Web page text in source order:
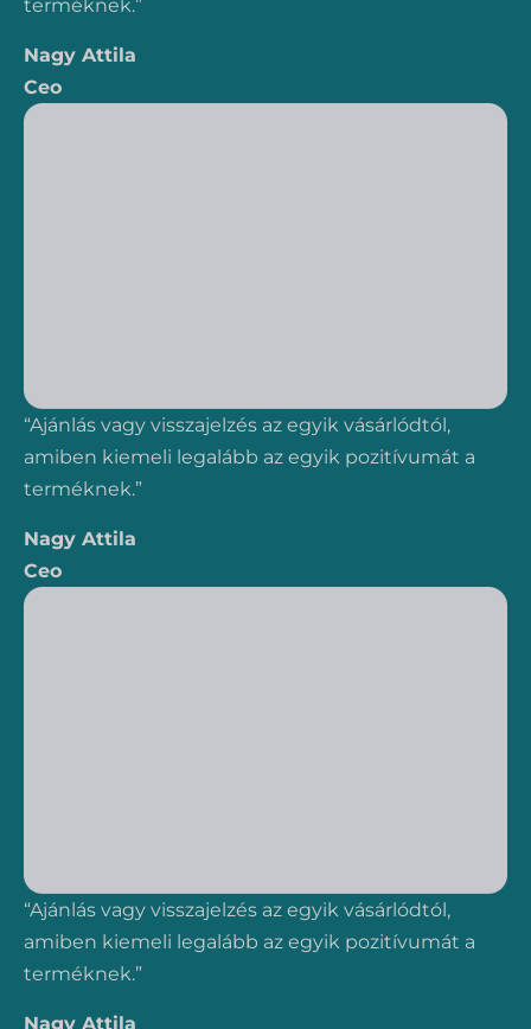
terméknek.”
Nagy Attila
Ceo
“Ajánlás vagy visszajelzés az egyik vásárlódtól,
amiben kiemeli legalább az egyik pozitívumát a
terméknek.”
Nagy Attila
Ceo
“Ajánlás vagy visszajelzés az egyik vásárlódtól,
amiben kiemeli legalább az egyik pozitívumát a
terméknek.”
Nagy Attila